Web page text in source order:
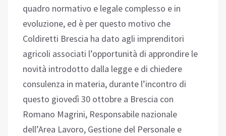
quadro normativo e legale complesso e in
evoluzione, ed è per questo motivo che
Coldiretti Brescia ha dato agli imprenditori
agricoli associati l’opportunità di approndire le
novità introdotto dalla legge e di chiedere
consulenza in materia, durante l’incontro di
questo giovedì 30 ottobre a Brescia con
Romano Magrini, Responsabile nazionale
dell’Area Lavoro, Gestione del Personale e